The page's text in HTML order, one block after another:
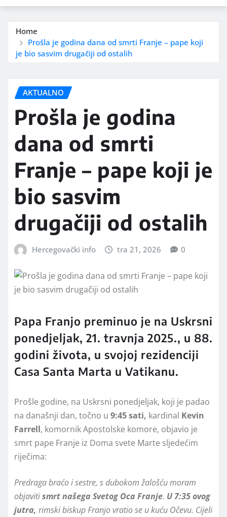
Home
Prošla je godina dana od smrti Franje – pape koji
je bio sasvim drugačiji od ostalih
AKTUALNO
Prošla je godina
dana od smrti
Franje – pape koji je
bio sasvim
drugačiji od ostalih
Hercegovački info tra 21, 2026 0
Papa Franjo preminuo je na Uskrsni
ponedjeljak, 21. travnja 2025., u 88.
godini života, u svojoj rezidenciji
Casa Santa Marta u Vatikanu.
Prošle godine, na Uskrsni ponedjeljak, koji je padao
na današnji dan, točno u 9:45 sati, kardinal Kevin
Farrell, komornik Apostolske komore, objavio je
smrt pape Franje iz Doma svete Marte sljedećim
riječima:
Predraga braćo i sestre, s dubokom žalošću moram
objavitismrt našega Svetog Oca Franje. U 7:35 ovog
jutra, rimski biskup Franjo vratio se u kuću Očevu. Cijeli